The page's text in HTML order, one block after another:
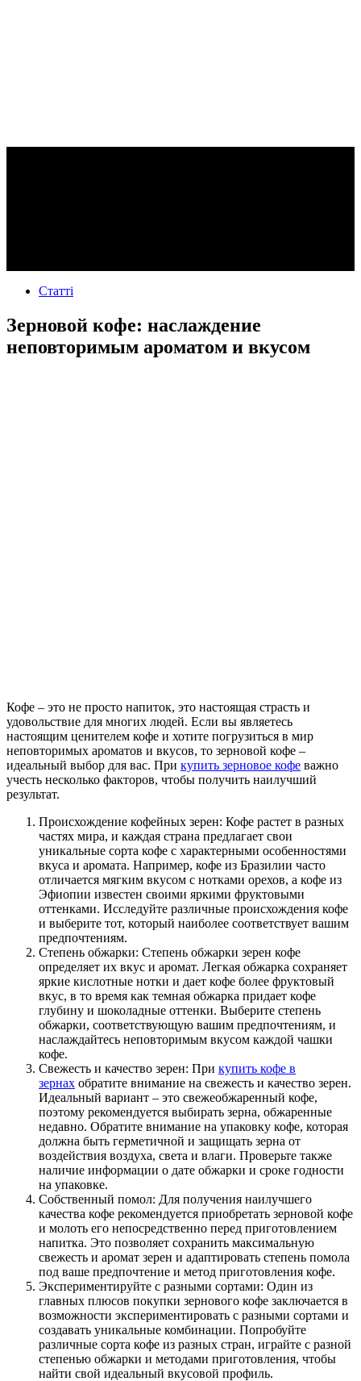
Статті
Зерновой кофе: наслаждение
неповторимым ароматом и вкусом
Кофе – это не просто напиток, это настоящая страсть и
удовольствие для многих людей. Если вы являетесь
настоящим ценителем кофе и хотите погрузиться в мир
неповторимых ароматов и вкусов, то зерновой кофе –
идеальный выбор для вас. При купить зерновое кофе важно
учесть несколько факторов, чтобы получить наилучший
результат.
Происхождение кофейных зерен: Кофе растет в разных
частях мира, и каждая страна предлагает свои
уникальные сорта кофе с характерными особенностями
вкуса и аромата. Например, кофе из Бразилии часто
отличается мягким вкусом с нотками орехов, а кофе из
Эфиопии известен своими яркими фруктовыми
оттенками. Исследуйте различные происхождения кофе
и выберите тот, который наиболее соответствует вашим
предпочтениям.
Степень обжарки: Степень обжарки зерен кофе
определяет их вкус и аромат. Легкая обжарка сохраняет
яркие кислотные нотки и дает кофе более фруктовый
вкус, в то время как темная обжарка придает кофе
глубину и шоколадные оттенки. Выберите степень
обжарки, соответствующую вашим предпочтениям, и
наслаждайтесь неповторимым вкусом каждой чашки
кофе.
Свежесть и качество зерен: При купить кофе в
зернах обратите внимание на свежесть и качество зерен.
Идеальный вариант – это свежеобжаренный кофе,
поэтому рекомендуется выбирать зерна, обжаренные
недавно. Обратите внимание на упаковку кофе, которая
должна быть герметичной и защищать зерна от
воздействия воздуха, света и влаги. Проверьте также
наличие информации о дате обжарки и сроке годности
на упаковке.
Собственный помол: Для получения наилучшего
качества кофе рекомендуется приобретать зерновой кофе
и молоть его непосредственно перед приготовлением
напитка. Это позволяет сохранить максимальную
свежесть и аромат зерен и адаптировать степень помола
под ваше предпочтение и метод приготовления кофе.
Экспериментируйте с разными сортами: Один из
главных плюсов покупки зернового кофе заключается в
возможности экспериментировать с разными сортами и
создавать уникальные комбинации. Попробуйте
различные сорта кофе из разных стран, играйте с разной
степенью обжарки и методами приготовления, чтобы
найти свой идеальный вкусовой профиль.